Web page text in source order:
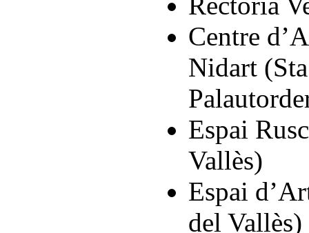
Centre
Nidart
Espai
Vallès)
Espai
del Vallès)